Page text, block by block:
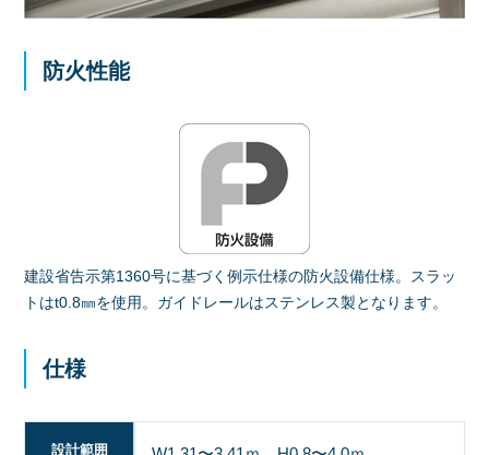
防火性能
建設省告示第1360号に基づく例示仕様の防火設備仕様。スラッ
トはt0.8㎜を使用。ガイドレールはステンレス製となります。
仕様
設計範囲